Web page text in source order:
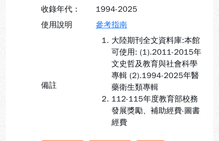
收錄年代：
1994-2025
使用說明
參考指南
備註
大陸期刊全文資料庫:本館
可使用: (1).2011-2015年
文史哲及教育與社會科學
專輯 (2).1994-2025年醫
藥衛生類專輯
112-115年度教育部校務
發展獎勵、補助經費-圖書
經費